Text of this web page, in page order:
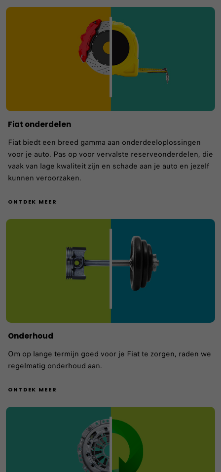
Fiat onderdelen
Fiat biedt een breed gamma aan onderdeeloplossingen
voor je auto. Pas op voor vervalste reserveonderdelen, die
vaak van lage kwaliteit zijn en schade aan je auto en jezelf
kunnen veroorzaken.
ONTDEK MEER
Onderhoud
Om op lange termijn goed voor je Fiat te zorgen, raden we
regelmatig onderhoud aan.
ONTDEK MEER